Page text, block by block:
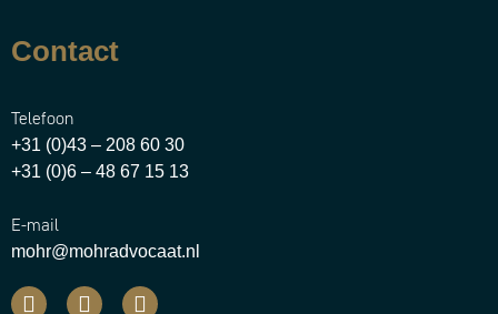
Contact
Telefoon
+31 (0)43 – 208 60 30
+31 (0)6 – 48 67 15 13
E-mail
mohr@mohradvocaat.nl